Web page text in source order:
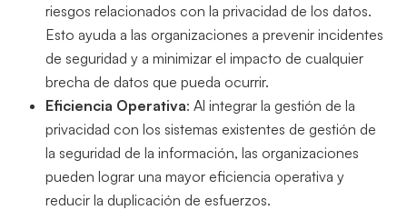
riesgos relacionados con la privacidad de los datos.
Esto ayuda a las organizaciones a prevenir incidentes
de seguridad y a minimizar el impacto de cualquier
brecha de datos que pueda ocurrir.
Eficiencia Operativa: Al integrar la gestión de la
privacidad con los sistemas existentes de gestión de
la seguridad de la información, las organizaciones
pueden lograr una mayor eficiencia operativa y
reducir la duplicación de esfuerzos.